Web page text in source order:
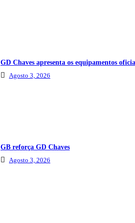
GD Chaves apresenta os equipamentos
Agosto 3, 2026
GB reforça GD Chaves
Agosto 3, 2026